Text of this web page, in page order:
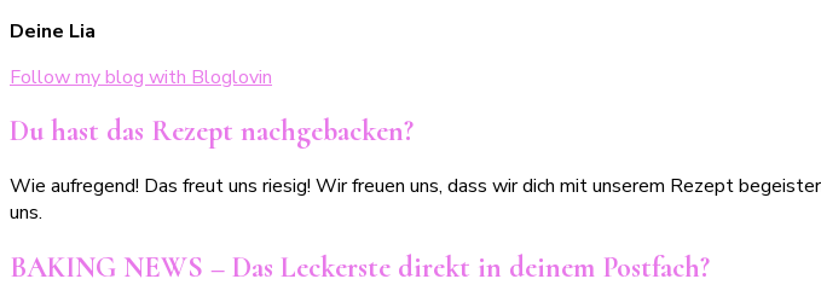
Deine Lia
Follow my blog with Bloglovin
Du hast das Rezept nachgebacken?
Wie aufregend! Das freut uns riesig! Wir freuen uns, dass wir dich mit unserem Rezept
uns.
BAKING NEWS – Das Leckerste direkt in deinem Postfach?